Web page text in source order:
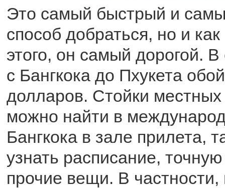
Это самый быстрый и
способ добраться, но и
этого, он самый дорогой.
с Бангкока до Пхукета
долларов. Стойки
можно найти в
Бангкока в зале прилета,
узнать расписание,
прочие вещи. В частности,